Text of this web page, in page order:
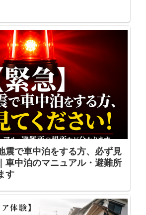
震で車中泊をする方、必ず見
車中泊のマニュアル・避難所
す